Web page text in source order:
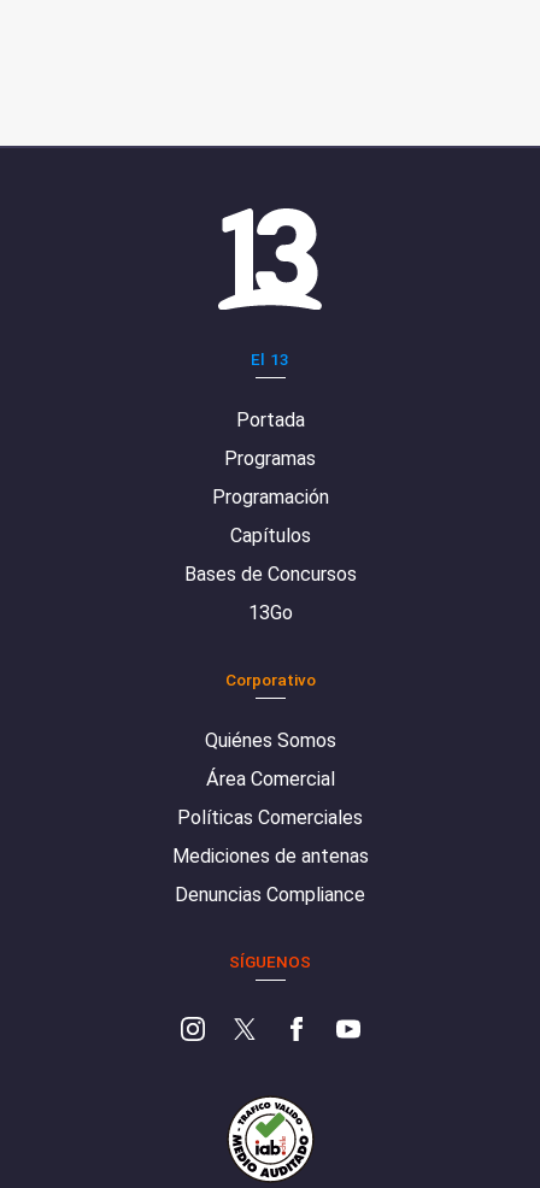
El 13
Portada
Programas
Programación
Capítulos
Bases de Concursos
13Go
Corporativo
Quiénes Somos
Área Comercial
Políticas Comerciales
Mediciones de antenas
Denuncias Compliance
SÍGUENOS